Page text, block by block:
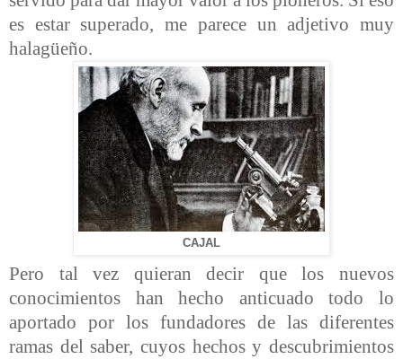
es estar superado, me parece un adjetivo muy
halagüeño.
CAJAL
Pero tal vez quieran decir que los nuevos
conocimientos han hecho anticuado todo lo
aportado por los fundadores de las diferentes
ramas del saber, cuyos hechos y descubrimientos